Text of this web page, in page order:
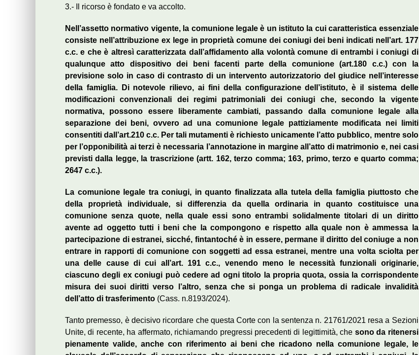
3.- Il ricorso è fondato e va accolto.
Nell’assetto normativo vigente, la comunione legale è un istituto la cui caratteristica essenziale
consiste nell’attribuzione ex lege in proprietà comune dei coniugi dei beni indicati nell’art. 177
c.c. e che è altresì caratterizzata dall’affidamento alla volontà comune di entrambi i coniugi di
qualunque atto dispositivo dei beni facenti parte della comunione (art.180 c.c.) con la
previsione solo in caso di contrasto di un intervento autorizzatorio del giudice nell’interesse
della famiglia. Di notevole rilievo, ai fini della configurazione dell’istituto, è il sistema delle
modificazioni convenzionali dei regimi patrimoniali dei coniugi che, secondo la vigente
normativa, possono essere liberamente cambiati, passando dalla comunione legale alla
separazione dei beni, ovvero ad una comunione legale pattiziamente modificata nei limiti
consentiti dall’art.210 c.c. Per tali mutamenti è richiesto unicamente l’atto pubblico, mentre solo
per l’opponibilità ai terzi è necessaria l’annotazione in margine all’atto di matrimonio e, nei casi
previsti dalla legge, la trascrizione (artt. 162, terzo comma; 163, primo, terzo e quarto comma;
2647 c.c.).
La comunione legale tra coniugi, in quanto finalizzata alla tutela della famiglia piuttosto che
della proprietà individuale, si differenzia da quella ordinaria in quanto costituisce una
comunione senza quote, nella quale essi sono entrambi solidalmente titolari di un diritto
avente ad oggetto tutti i beni che la compongono e rispetto alla quale non è ammessa la
partecipazione di estranei, sicché, fintantoché è in essere, permane il diritto del coniuge a non
entrare in rapporti di comunione con soggetti ad essa estranei, mentre una volta sciolta per
una delle cause di cui all’art. 191 c.c., venendo meno le necessità funzionali originarie,
ciascuno degli ex coniugi può cedere ad ogni titolo la propria quota, ossia la corrispondente
misura dei suoi diritti verso l’altro, senza che si ponga un problema di radicale invalidità
dell’atto di trasferimento (Cass. n.8193/2024).
Tanto premesso, è decisivo ricordare che questa Corte con la sentenza n. 21761/2021 resa a Sezioni
Unite, di recente, ha affermato, richiamando pregressi precedenti di legittimità, che sono da ritenersi
pienamente valide, anche con riferimento ai beni che ricadono nella comunione legale, le